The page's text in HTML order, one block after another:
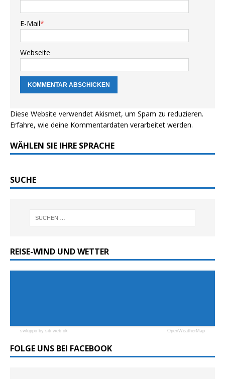
E-Mail*
Webseite
Diese Website verwendet Akismet, um Spam zu reduzieren.
Erfahre, wie deine Kommentardaten verarbeitet werden.
WÄHLEN SIE IHRE SPRACHE
SUCHE
REISE-WIND UND WETTER
sviluppo by siti web ok OpenWeatherMap
FOLGE UNS BEI FACEBOOK